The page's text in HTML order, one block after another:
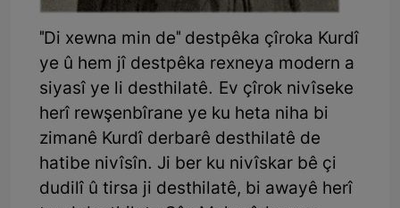
"Di xewna min de" destpêka çîroka Kurdî
ye û hem jî destpêka rexneya modern a
siyasî ye li desthilatê. Ev çîrok nivîseke
herî rewşenbîrane ye ku heta niha bi
zimanê Kurdî derbarê desthilatê de
hatibe nivîsîn. Ji ber ku nivîskar bê çi
dudilî û tirsa ji desthilatê, bi awayê herî